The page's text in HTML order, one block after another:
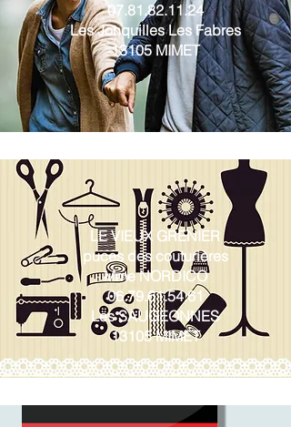
07.81.82.11.24
Les Jonquilles Les Fabres
13105 MIMET
LE VIEUX GRENIER
puces des couturières
Mme NORDICO
06.79.61.54.61
Les SAUGEONNES
13105 MIMET